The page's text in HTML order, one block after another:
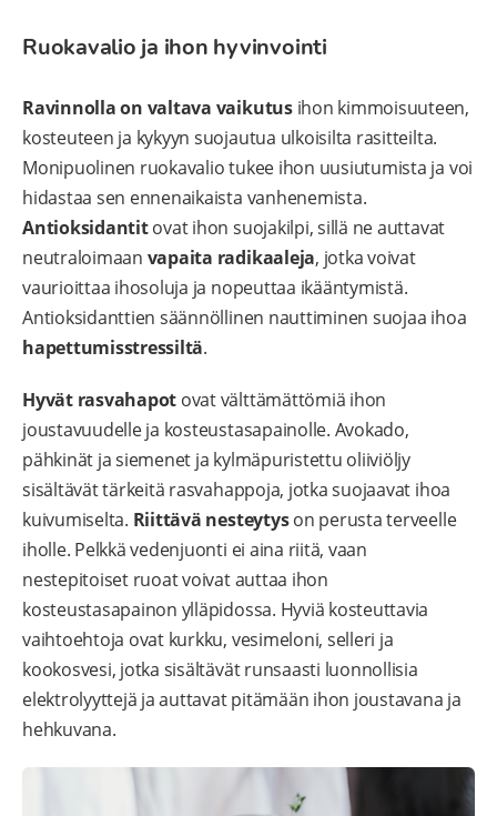
Ruokavalio ja ihon hyvinvointi
Ravinnolla on valtava vaikutusihon kimmoisuuteen,
kosteuteen ja kykyyn suojautua ulkoisilta rasitteilta.
Monipuolinen ruokavalio tukee ihon uusiutumista ja voi
hidastaa sen ennenaikaista vanhenemista.
Antioksidantitovat ihon suojakilpi, sillä ne auttavat
neutraloimaan vapaita radikaaleja, jotka voivat
vaurioittaa ihosoluja ja nopeuttaa ikääntymistä.
Antioksidanttien säännöllinen nauttiminen suojaa ihoa
hapettumisstressiltä.
Hyvät rasvahapot ovat välttämättömiä ihon
joustavuudelle ja kosteustasapainolle. Avokado,
pähkinät ja siemenet ja kylmäpuristettu oliiviöljy
sisältävät tärkeitä rasvahappoja, jotka suojaavat ihoa
kuivumiselta. Riittävä nesteytyson perusta terveelle
iholle. Pelkkä vedenjuonti ei aina riitä, vaan
nestepitoiset ruoat voivat auttaa ihon
kosteustasapainon ylläpidossa. Hyviä kosteuttavia
vaihtoehtoja ovat kurkku, vesimeloni, selleri ja
kookosvesi, jotka sisältävät runsaasti luonnollisia
elektrolyyttejä ja auttavat pitämään ihon joustavana ja
hehkuvana.